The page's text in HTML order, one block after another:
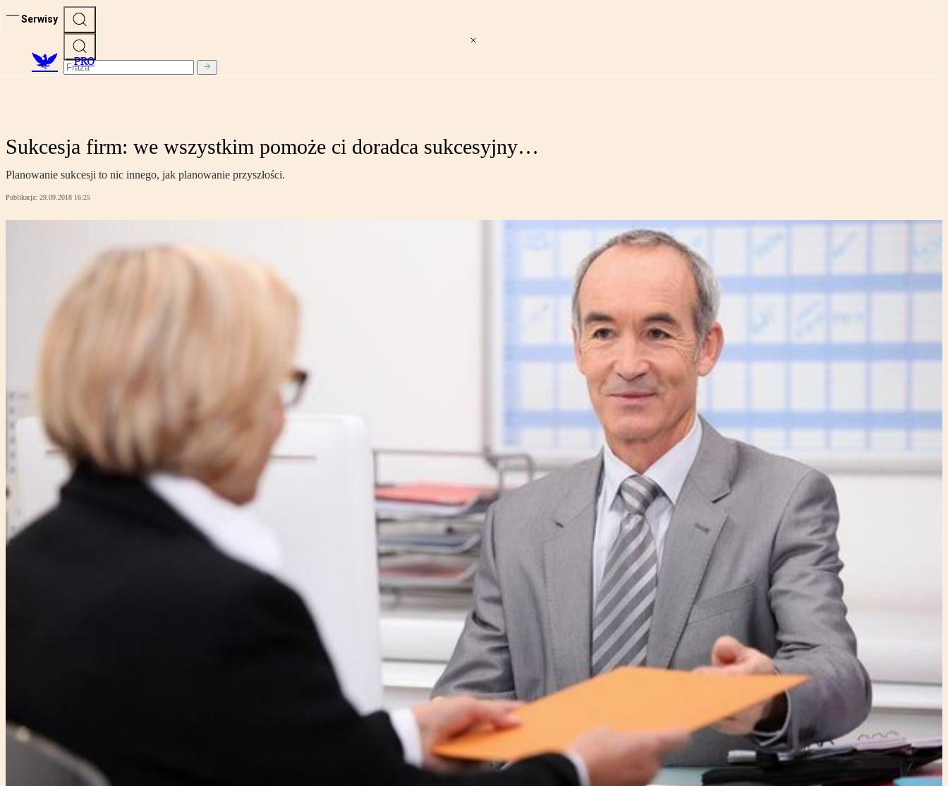
Serwisy
PRO
Sukcesja firm: we wszystkim pomoże ci doradca sukcesyjny…
Planowanie sukcesji to nic innego, jak planowanie przyszłości.
Publikacja: 29.09.2018 16:25